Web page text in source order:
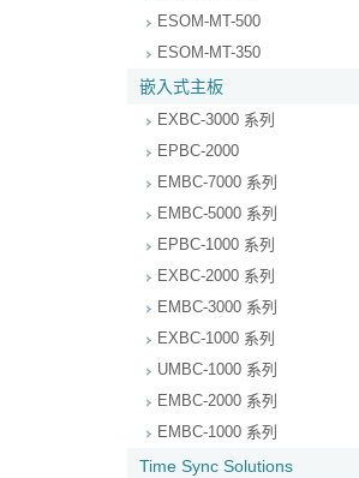
ESOM-MT-500
ESOM-MT-350
嵌入式主板
EXBC-3000 系列
EPBC-2000
EMBC-7000 系列
EMBC-5000 系列
EPBC-1000 系列
EXBC-2000 系列
EMBC-3000 系列
EXBC-1000 系列
UMBC-1000 系列
EMBC-2000 系列
EMBC-1000 系列
Time Sync Solutions